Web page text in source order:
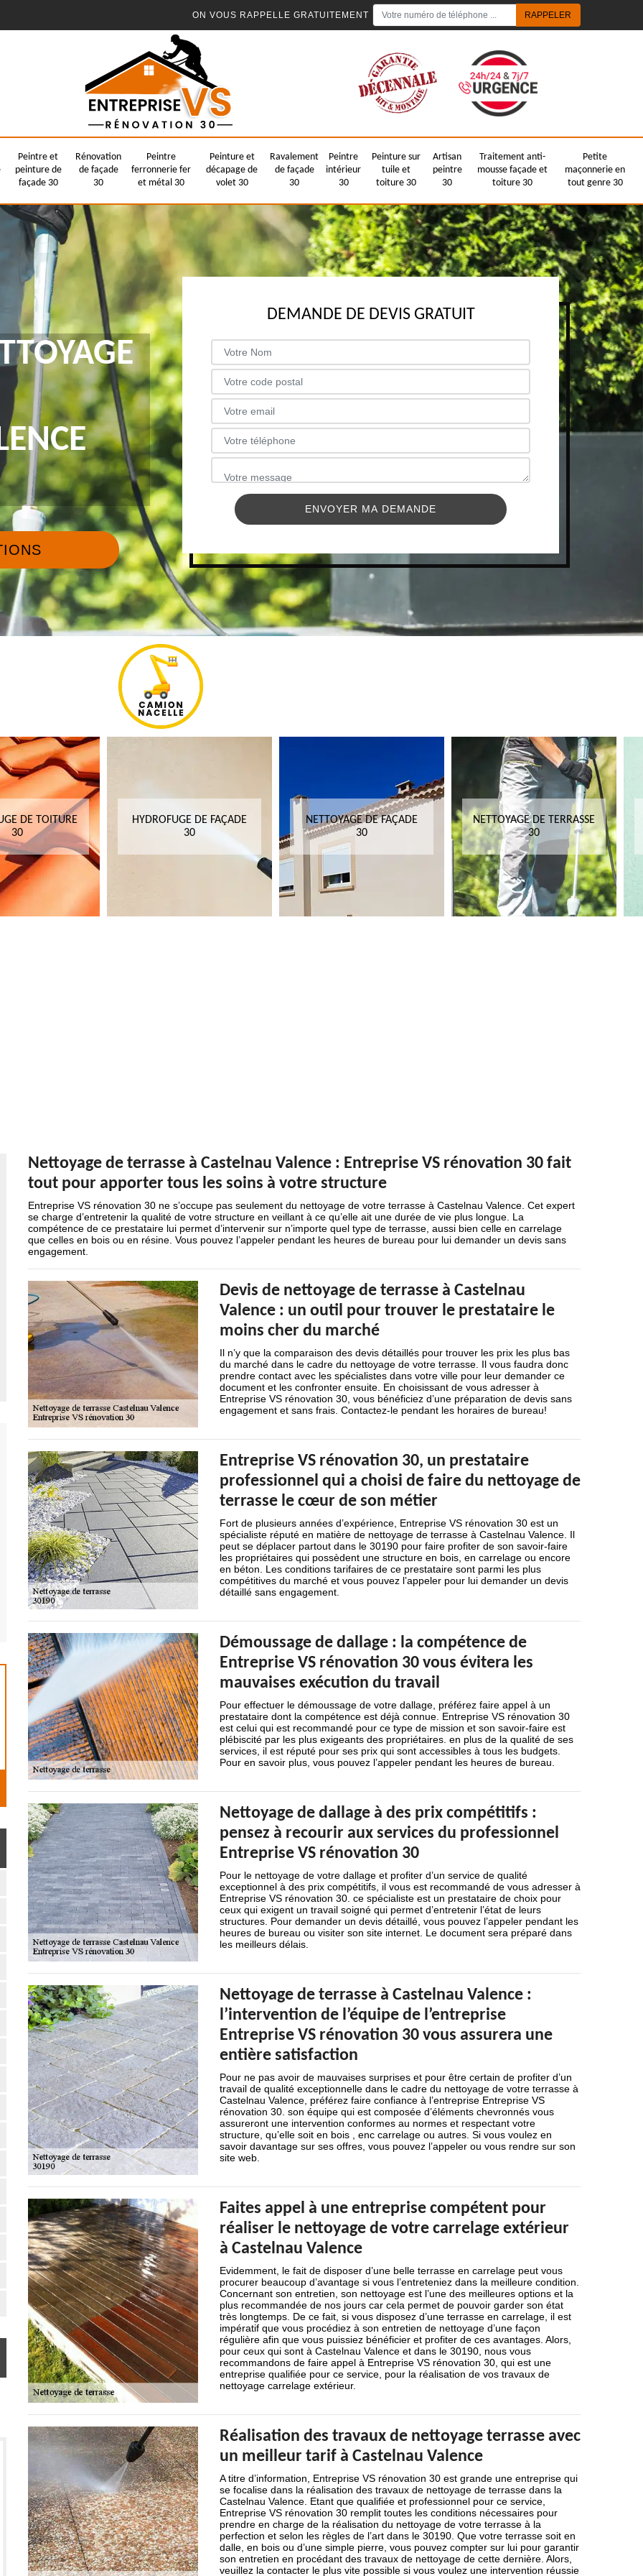
ON VOUS RAPPELLE GRATUITEMENT
Peintre et
peinture de
façade 30
Rénovation
de façade
30
Peintre
ferronnerie fer
et métal 30
Peinture et
décapage de
volet 30
Ravalement
de façade
30
Peintre
intérieur
30
Peinture sur
tuile et
toiture 30
Artisan
peintre
30
Traitement anti-
mousse façade et
toiture 30
Petite
maçonnerie en
tout genre 30
DEMANDE DE DEVIS GRATUIT
DE TOITURE
30
HYDROFUGE DE FAÇADE
30
NETTOYAGE DE FAÇADE
30
NETTOYAGE DE TERRASSE
30
Nettoyage de terrasse à Castelnau Valence : Entreprise VS rénovation 30 fait
tout pour apporter tous les soins à votre structure
Entreprise VS rénovation 30 ne s’occupe pas seulement du nettoyage de votre terrasse à Castelnau Valence. Cet expert
se charge d’entretenir la qualité de votre structure en veillant à ce qu’elle ait une durée de vie plus longue. La
compétence de ce prestataire lui permet d’intervenir sur n’importe quel type de terrasse, aussi bien celle en carrelage
que celles en bois ou en résine. Vous pouvez l’appeler pendant les heures de bureau pour lui demander un devis sans
engagement.
Devis de nettoyage de terrasse à Castelnau
Valence : un outil pour trouver le prestataire le
moins cher du marché
Il n’y que la comparaison des devis détaillés pour trouver les prix les plus bas
du marché dans le cadre du nettoyage de votre terrasse. Il vous faudra donc
prendre contact avec les spécialistes dans votre ville pour leur demander ce
document et les confronter ensuite. En choisissant de vous adresser à
Entreprise VS rénovation 30, vous bénéficiez d’une préparation de devis sans
engagement et sans frais. Contactez-le pendant les horaires de bureau!
Entreprise VS rénovation 30, un prestataire
professionnel qui a choisi de faire du nettoyage de
terrasse le cœur de son métier
Fort de plusieurs années d’expérience, Entreprise VS rénovation 30 est un
spécialiste réputé en matière de nettoyage de terrasse à Castelnau Valence. Il
peut se déplacer partout dans le 30190 pour faire profiter de son savoir-faire
les propriétaires qui possèdent une structure en bois, en carrelage ou encore
en béton. Les conditions tarifaires de ce prestataire sont parmi les plus
compétitives du marché et vous pouvez l’appeler pour lui demander un devis
détaillé sans engagement.
Démoussage de dallage : la compétence de
Entreprise VS rénovation 30 vous évitera les
mauvaises exécution du travail
Pour effectuer le démoussage de votre dallage, préférez faire appel à un
prestataire dont la compétence est déjà connue. Entreprise VS rénovation 30
est celui qui est recommandé pour ce type de mission et son savoir-faire est
plébiscité par les plus exigeants des propriétaires. en plus de la qualité de ses
services, il est réputé pour ses prix qui sont accessibles à tous les budgets.
Pour en savoir plus, vous pouvez l’appeler pendant les heures de bureau.
Nettoyage de dallage à des prix compétitifs :
pensez à recourir aux services du professionnel
Entreprise VS rénovation 30
Pour le nettoyage de votre dallage et profiter d’un service de qualité
exceptionnel à des prix compétitifs, il vous est recommandé de vous adresser à
Entreprise VS rénovation 30. ce spécialiste est un prestataire de choix pour
ceux qui exigent un travail soigné qui permet d’entretenir l’état de leurs
structures. Pour demander un devis détaillé, vous pouvez l’appeler pendant les
heures de bureau ou visiter son site internet. Le document sera préparé dans
les meilleurs délais.
Nettoyage de terrasse à Castelnau Valence :
l’intervention de l’équipe de l’entreprise
Entreprise VS rénovation 30 vous assurera une
entière satisfaction
Pour ne pas avoir de mauvaises surprises et pour être certain de profiter d’un
travail de qualité exceptionnelle dans le cadre du nettoyage de votre terrasse à
Castelnau Valence, préférez faire confiance à l’entreprise Entreprise VS
rénovation 30. son équipe qui est composée d’éléments chevronnés vous
assureront une intervention conformes au normes et respectant votre
structure, qu’elle soit en bois , enc carrelage ou autres. Si vous voulez en
savoir davantage sur ses offres, vous pouvez l’appeler ou vous rendre sur son
site web.
Faites appel à une entreprise compétent pour
réaliser le nettoyage de votre carrelage extérieur
à Castelnau Valence
Evidemment, le fait de disposer d’une belle terrasse en carrelage peut vous
procurer beaucoup d’avantage si vous l’entreteniez dans la meilleure condition.
Concernant son entretien, son nettoyage est l’une des meilleures options et la
plus recommandée de nos jours car cela permet de pouvoir garder son état
très longtemps. De ce fait, si vous disposez d’une terrasse en carrelage, il est
impératif que vous procédiez à son entretien de nettoyage d’une façon
régulière afin que vous puissiez bénéficier et profiter de ces avantages. Alors,
pour ceux qui sont à Castelnau Valence et dans le 30190, nous vous
recommandons de faire appel à Entreprise VS rénovation 30, qui est une
entreprise qualifiée pour ce service, pour la réalisation de vos travaux de
nettoyage carrelage extérieur.
Réalisation des travaux de nettoyage terrasse avec
un meilleur tarif à Castelnau Valence
A titre d’information, Entreprise VS rénovation 30 est grande une entreprise qui
se focalise dans la réalisation des travaux de nettoyage de terrasse dans la
Castelnau Valence. Etant que qualifiée et professionnel pour ce service,
Entreprise VS rénovation 30 remplit toutes les conditions nécessaires pour
prendre en charge de la réalisation du nettoyage de votre terrasse à la
perfection et selon les règles de l’art dans le 30190. Que votre terrasse soit en
dalle, en bois ou d’une simple pierre, vous pouvez compter sur lui pour garantir
son entretien en procédant des travaux de nettoyage de cette dernière. Alors,
veuillez la contacter le plus vite possible si vous voulez une intervention réussie